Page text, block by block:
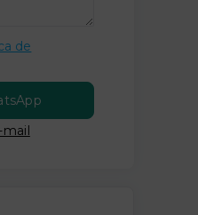
de
mail